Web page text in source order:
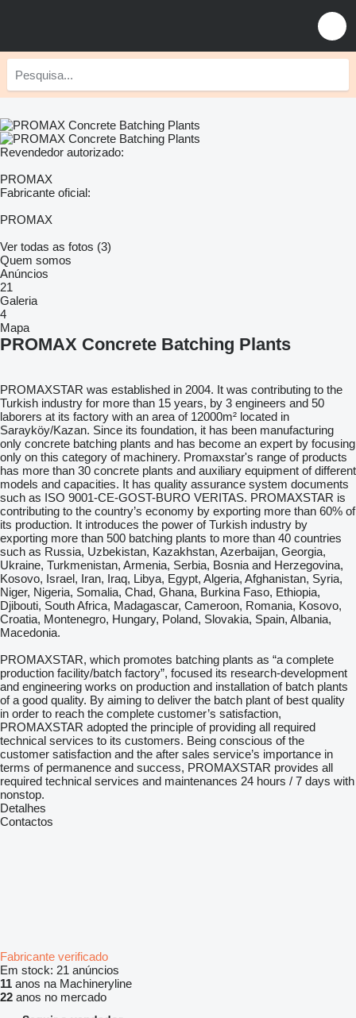
Revendedor autorizado:
PROMAX
Fabricante oficial:
PROMAX
Ver todas as fotos (3)
Quem somos
Anúncios
21
Galeria
4
Mapa
PROMAX Concrete Batching Plants
PROMAXSTAR was established in 2004. It was contributing to the
Turkish industry for more than 15 years, by 3 engineers and 50
laborers at its factory with an area of 12000m² located in
Sarayköy/Kazan. Since its foundation, it has been manufacturing
only concrete batching plants and has become an expert by focusing
only on this category of machinery. Promaxstar's range of products
has more than 30 concrete plants and auxiliary equipment of different
models and capacities. It has quality assurance system documents
such as ISO 9001-CE-GOST-BURO VERITAS. PROMAXSTAR is
contributing to the country’s economy by exporting more than 60% of
its production. It introduces the power of Turkish industry by
exporting more than 500 batching plants to more than 40 countries
such as Russia, Uzbekistan, Kazakhstan, Azerbaijan, Georgia,
Ukraine, Turkmenistan, Armenia, Serbia, Bosnia and Herzegovina,
Kosovo, Israel, Iran, Iraq, Libya, Egypt, Algeria, Afghanistan, Syria,
Niger, Nigeria, Somalia, Chad, Ghana, Burkina Faso, Ethiopia,
Djibouti, South Africa, Madagascar, Cameroon, Romania, Kosovo,
Croatia, Montenegro, Hungary, Poland, Slovakia, Spain, Albania,
Macedonia.
PROMAXSTAR, which promotes batching plants as “a complete
production facility/batch factory”, focused its research-development
and engineering works on production and installation of batch plants
of a good quality. By aiming to deliver the batch plant of best quality
in order to reach the complete customer’s satisfaction,
PROMAXSTAR adopted the principle of providing all required
technical services to its customers. Being conscious of the
customer satisfaction and the after sales service’s importance in
terms of permanence and success, PROMAXSTAR provides all
required technical services and maintenances 24 hours / 7 days with
nonstop.
Detalhes
Contactos
Fabricante verificado
Em stock: 21 anúncios
11 anos na Machineryline
22 anos no mercado